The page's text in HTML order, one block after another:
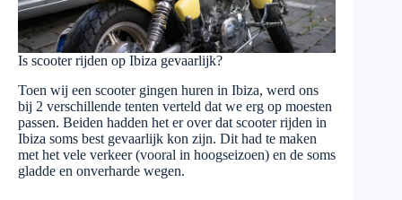
Is scooter rijden op Ibiza gevaarlijk?
Toen wij een scooter gingen huren in Ibiza, werd ons
bij 2 verschillende tenten verteld dat we erg op moesten
passen. Beiden hadden het er over dat scooter rijden in
Ibiza soms best gevaarlijk kon zijn. Dit had te maken
met het vele verkeer (vooral in hoogseizoen) en de soms
gladde en onverharde wegen.